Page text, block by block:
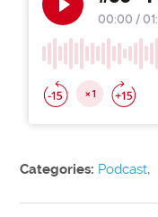
Categories: Podcast,